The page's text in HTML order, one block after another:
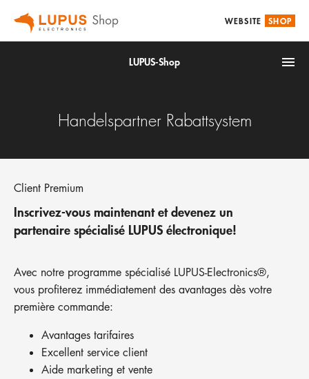
WEBSITE SHOP
LUPUS-Shop
Alarm & Smarthome
Video surveillance
Assistance
Handelspartner Rabattsystem
Client Premium
Inscrivez-vous maintenant et devenez un
partenaire spécialisé LUPUS électronique!
Avec notre programme spécialisé LUPUS-Electronics®,
vous profiterez immédiatement des avantages dès votre
première commande:
Avantages tarifaires
Excellent service client
Aide marketing et vente